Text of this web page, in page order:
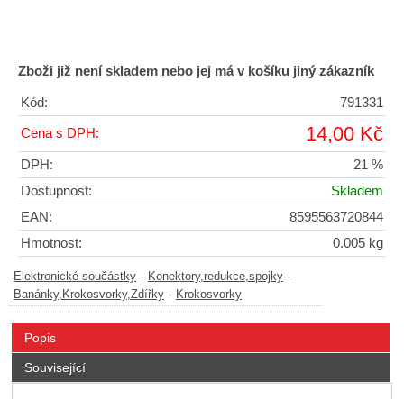
Zboži již není skladem nebo jej má v košíku jiný zákazník
Kód: 791331
Cena s DPH: 14,00 Kč
DPH:
21 %
Dostupnost:
Skladem
EAN:
8595563720844
Hmotnost:
0.005 kg
Elektronické součástky - Konektory,redukce,spojky -
Banánky,Krokosvorky,Zdířky - Krokosvorky
Popis
Související